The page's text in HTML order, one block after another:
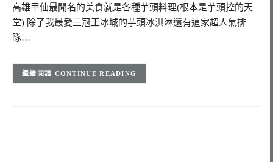
高雄甲仙最聞名的美食就是各種芋頭料理(根本是芋頭控的天
堂) 除了我最愛三冠王冰城的芋頭冰淇淋還有這家超人氣排
隊…
CONTINUE READING